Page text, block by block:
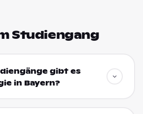
Studiengang
gibt es
in Bayern?